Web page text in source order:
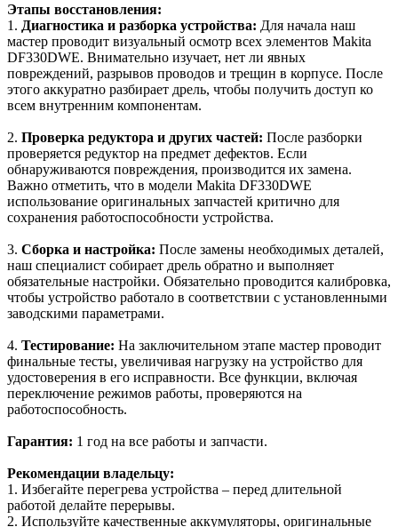
Этапы восстановления:
1. Диагностика и разборка устройства: Для начала наш
мастер проводит визуальный осмотр всех элементов Makita
DF330DWE. Внимательно изучает, нет ли явных
повреждений, разрывов проводов и трещин в корпусе. После
этого аккуратно разбирает дрель, чтобы получить доступ ко
всем внутренним компонентам.
2. Проверка редуктора и других частей: После разборки
проверяется редуктор на предмет дефектов. Если
обнаруживаются повреждения, производится их замена.
Важно отметить, что в модели Makita DF330DWE
использование оригинальных запчастей критично для
сохранения работоспособности устройства.
3. Сборка и настройка: После замены необходимых деталей,
наш специалист собирает дрель обратно и выполняет
обязательные настройки. Обязательно проводится калибровка,
чтобы устройство работало в соответствии с установленными
заводскими параметрами.
4. Тестирование: На заключительном этапе мастер проводит
финальные тесты, увеличивая нагрузку на устройство для
удостоверения в его исправности. Все функции, включая
переключение режимов работы, проверяются на
работоспособность.
Гарантия: 1 год на все работы и запчасти.
Рекомендации владельцу:
1. Избегайте перегрева устройства – перед длительной
работой делайте перерывы.
2. Используйте качественные аккумуляторы, оригинальные